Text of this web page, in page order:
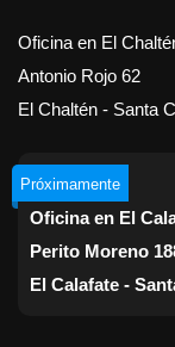
Oficina en El
Antonio Rojo 62
El Chaltén - Santa
Próximamente
Oficina en El
Perito Moreno
El Calafate -